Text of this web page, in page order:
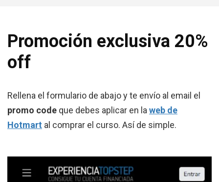
Promoción exclusiva 20%
off
Rellena el formulario de abajo y te envío al email el
promo code que debes aplicar en la web de
Hotmart al comprar el curso. Así de simple.